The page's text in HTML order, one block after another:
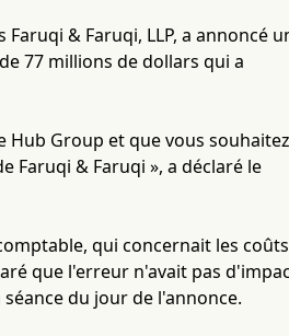
& Faruqi, LLP, a annoncé
77 millions de dollars qui a
Hub Group et que vous souhaitez
Faruqi & Faruqi », a déclaré le
qui concernait les coûts
que l'erreur n'avait pas
du jour de l'annonce.